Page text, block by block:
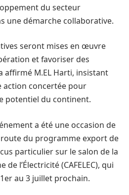
du secteur
une démarche collaborative.
seront mises en œuvre
et favoriser des
affirmé M.EL Harti, insistant
action concertée pour
potentiel du continent.
a été une occasion de
du programme export de
particulier sur le salon de la
l’Électricité (CAFELEC), qui
au 3 juillet prochain.